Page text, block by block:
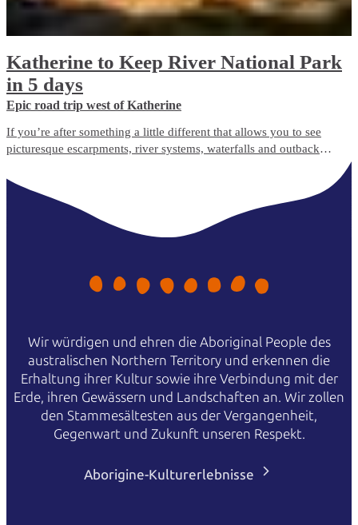
Katherine to Keep River National Park
in 5 days
Epic road trip west of Katherine
If you’re after something a little different that allows you to see
picturesque escarpments, river systems, waterfalls and outback
River region is where you need to be.
Wir würdigen und ehren die Aboriginal People des
australischen Northern Territory und erkennen die
Erhaltung ihrer Kultur sowie ihre Verbindung mit der
Erde, ihren Gewässern und Landschaften an. Wir zollen
den Stammesältesten aus der Vergangenheit,
Gegenwart und Zukunft unseren Respekt.
Aborigine-Kulturerlebnisse